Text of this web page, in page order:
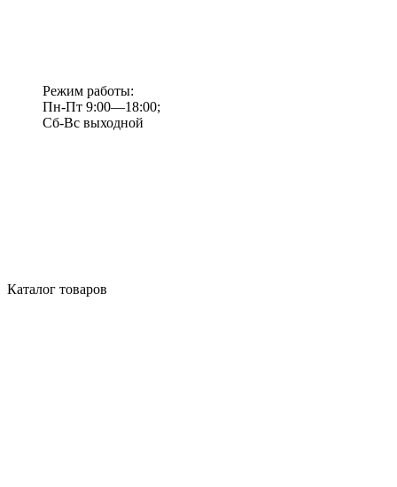
Режим работы:
Пн-Пт 9:00—18:00;
Сб-Вс выходной
Каталог товаров